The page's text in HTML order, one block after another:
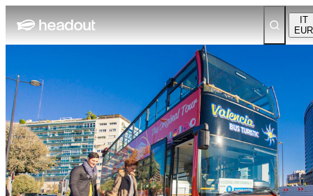
IT
EUR